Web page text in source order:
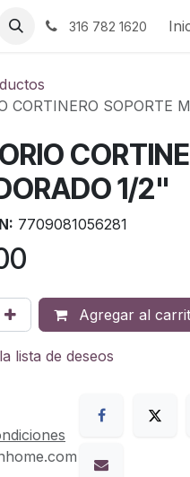
316 782 1620
CORTINERO SOPORTE
1/2"
7709081056281
Agregar al
lista de deseos